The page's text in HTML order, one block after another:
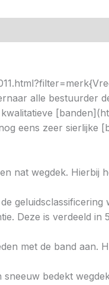
alle bestuurder
eens zeer
nat wegdek. Hierbij
Deze is verdeeld
met de band
bedekt